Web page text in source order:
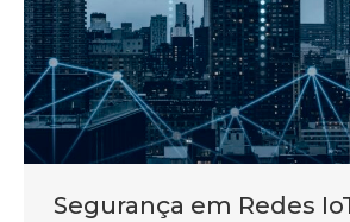
Segurança em Redes